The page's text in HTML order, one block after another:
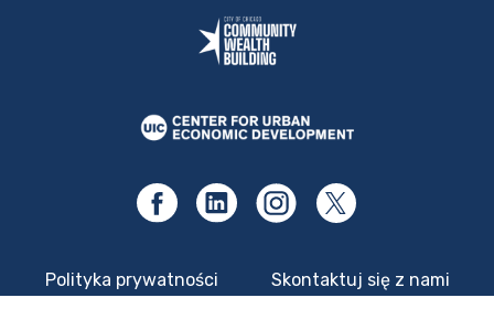
Polityka prywatności Skontaktuj się z nami